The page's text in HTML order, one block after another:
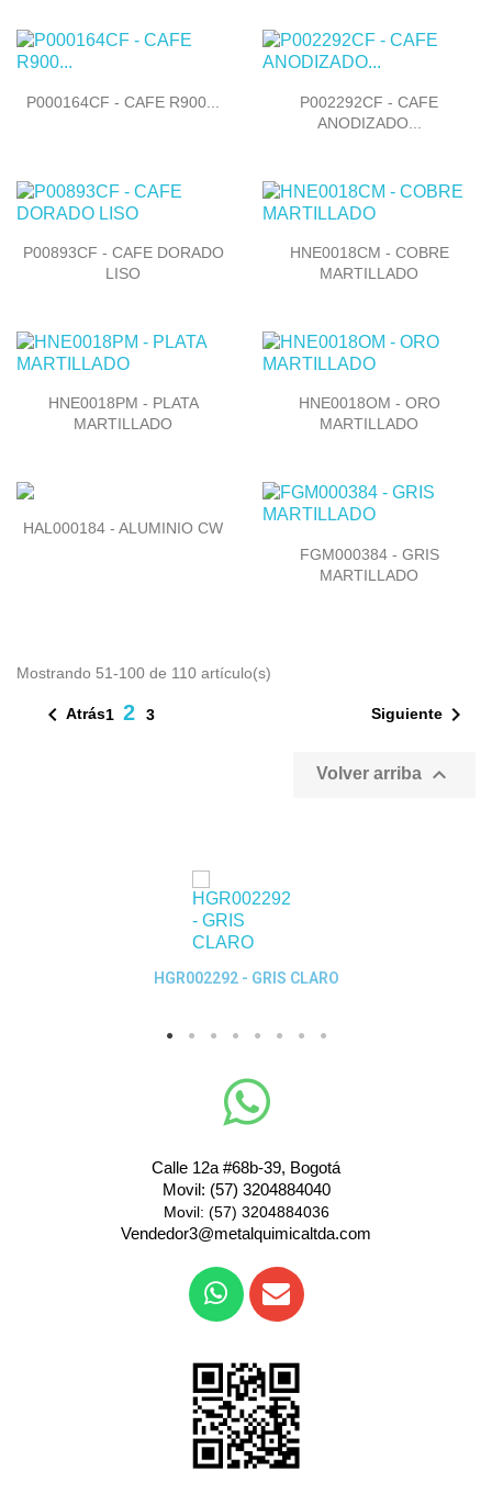
Vista rápida
P000164CF - CAFE R900... Vista rápida
P002292CF - CAFE
ANODIZADO...
Vista rápida
P00893CF - CAFE DORADO
LISO
Vista rápida
HNE0018CM - COBRE
MARTILLADO
Vista rápida
HNE0018PM - PLATA
MARTILLADO
Vista rápida
HNE0018OM - ORO
MARTILLADO
 Vista rápida
HAL000184 - ALUMINIO CW
Vista rápida
FGM000384 - GRIS
MARTILLADO
Mostrando 51-100 de 110 artículo(s)
 Atrás1 2 3 Siguiente 
Volver arriba 
Quick View
HGR002292 - GRIS CLARO
Calle 12a #68b-39, Bogotá
Movil: (57) 3204884040
Movil: (57) 3204884036
Vendedor3@metalquimicaltda.com